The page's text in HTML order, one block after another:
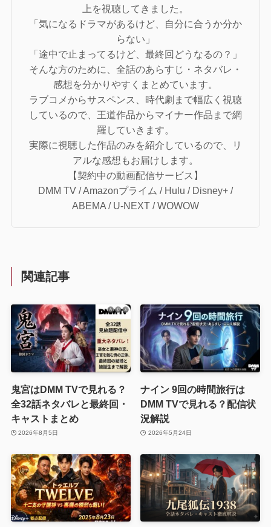
上を視聴してきました。
「気になるドラマがあるけど、自分に合うか分か
らない」
「途中で止まってるけど、最終回どうなるの？」
そんな方のために、全話のあらすじ・ネタバレ・
感想を分かりやすくまとめています。
ラブコメからサスペンス、時代劇まで幅広く視聴
しているので、王道作品からマイナー作品まで網
羅していきます。
実際に視聴した作品のみを紹介しているので、リ
アルな感想もお届けします。
【契約中の動画配信サービス】
DMM TV / Amazonプライム / Hulu / Disney+ /
ABEMA / U-NEXT / WOWOW
関連記事
鬼宮はDMM TVで見れる？
全32話ネタバレと最終回・
キャストまとめ
2026年8月5日
ナイン 9回の時間旅行は
DMM TVで見れる？配信状
況解説
2026年5月24日